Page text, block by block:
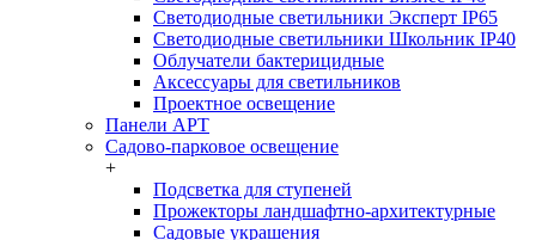
Светодиодные светильники Эксперт IP65
Светодиодные светильники Школьник IP40
Облучатели бактерицидные
Аксессуары для светильников
Проектное освещение
Панели АРТ
Садово-парковое освещение
+
Подсветка для ступеней
Прожекторы ландшафтно-архитектурные
Садовые украшения